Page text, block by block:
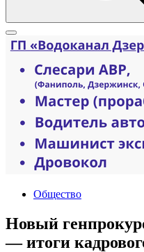
Общество
Новый
— итоги